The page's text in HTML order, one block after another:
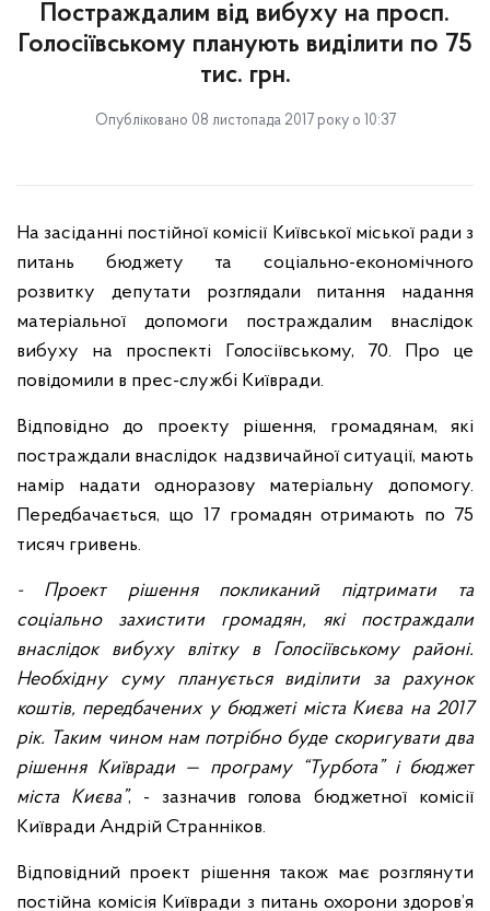
Постраждалим від вибуху на просп.
Голосіївському планують виділити по 75
тис. грн.
Опубліковано 08 листопада 2017 року о 10:37
На засіданні постійної комісії Київської міської ради з
питань бюджету та соціально-економічного
розвитку депутати розглядали питання надання
матеріальної допомоги постраждалим внаслідок
вибуху на проспекті Голосіївському, 70. Про це
повідомили в прес-службі Київради.
Відповідно до проекту рішення, громадянам, які
постраждали внаслідок надзвичайної ситуації, мають
намір надати одноразову матеріальну допомогу.
Передбачається, що 17 громадян отримають по 75
тисяч гривень.
- Проект рішення покликаний підтримати та
соціально захистити громадян, які постраждали
внаслідок вибуху влітку в Голосіївському районі.
Необхідну суму планується виділити за рахунок
коштів, передбачених у бюджеті міста Києва на 2017
рік. Таким чином нам потрібно буде скоригувати два
рішення Київради — програму “Турбота” і бюджет
міста Києва”, - зазначив голова бюджетної комісії
Київради Андрій Странніков.
Відповідний проект рішення також має розглянути
постійна комісія Київради з питань охорони здоров’я